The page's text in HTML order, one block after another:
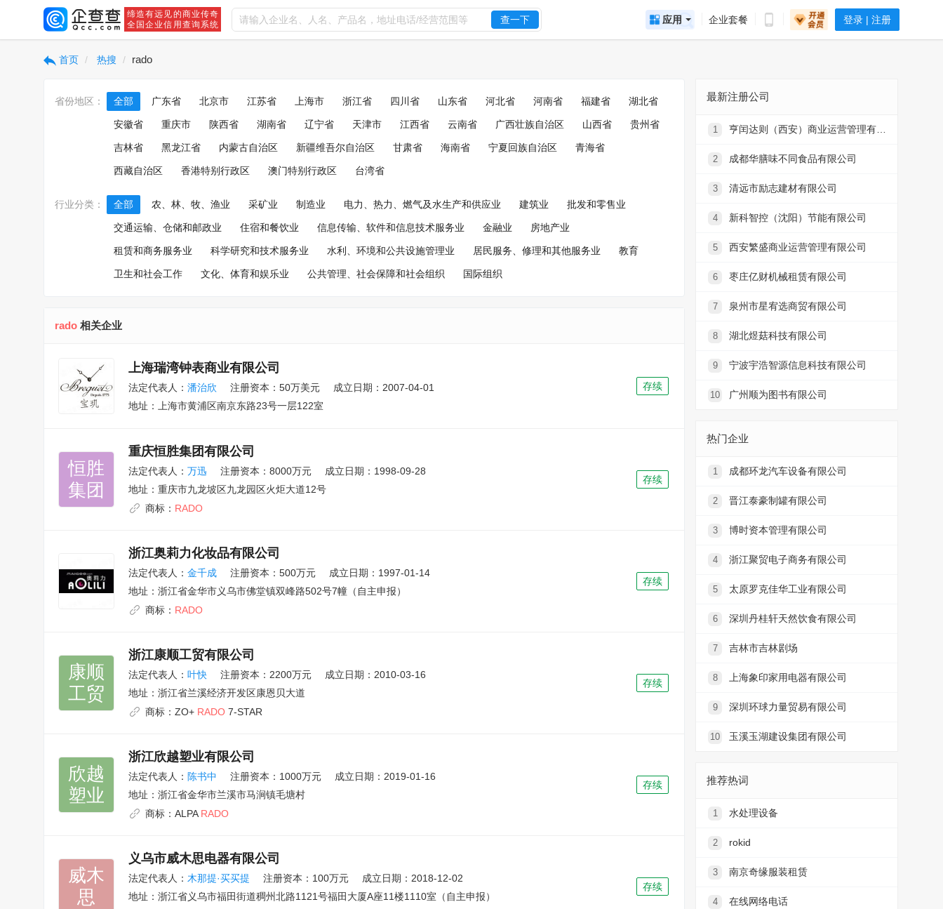
缔造有远见的商业传奇
全国企业信用查询系统
查一下 应用 企业套餐 登录 | 注册
首页 热搜 rado
省份地区： 全部 广东省 北京市 江苏省 上海市 浙江省 四川省 山东省 河北省 河南省 福建省 湖北省
安徽省 重庆市 陕西省 湖南省 辽宁省 天津市 江西省 云南省 广西壮族自治区 山西省 贵州省
吉林省 黑龙江省 内蒙古自治区 新疆维吾尔自治区 甘肃省 海南省 宁夏回族自治区 青海省
西藏自治区 香港特别行政区 澳门特别行政区 台湾省
行业分类： 全部 农、林、牧、渔业 采矿业 制造业 电力、热力、燃气及水生产和供应业 建筑业 批发和零售业
交通运输、仓储和邮政业 住宿和餐饮业 信息传输、软件和信息技术服务业 金融业 房地产业
租赁和商务服务业 科学研究和技术服务业 水利、环境和公共设施管理业 居民服务、修理和其他服务业 教育
卫生和社会工作 文化、体育和娱乐业 公共管理、社会保障和社会组织 国际组织
rado 相关企业
上海瑞湾钟表商业有限公司
法定代表人： 潘治欣 注册资本：50万美元
成立日期：2007-04-01
地址：
上海市黄浦区南京东路23号一层122室
存续
恒胜
集团
重庆恒胜集团有限公司
法定代表人： 万迅 注册资本：8000万元
成立日期：1998-09-28
地址： 重庆市九龙坡区九龙园区火炬大道12号
商标： RADO
存续
浙江奥莉力化妆品有限公司
法定代表人： 金千成 注册资本：500万元
成立日期：1997-01-14
地址： 浙江省金华市义乌市佛堂镇双峰路502号7幢（自主申报）
商标： RADO
存续
康顺
工贸
浙江康顺工贸有限公司
法定代表人： 叶快 注册资本：2200万元
成立日期：2010-03-16
地址： 浙江省兰溪经济开发区康恩贝大道
商标： ZO+ RADO 7-STAR
存续
欣越
塑业
浙江欣越塑业有限公司
法定代表人： 陈书中 注册资本：1000万元
成立日期：2019-01-16
地址： 浙江省金华市兰溪市马涧镇毛塘村
商标： ALPA RADO
存续
威木
思
义乌市威木思电器有限公司
法定代表人： 木那提·买买提 注册资本：100万元
成立日期：2018-12-02
地址： 浙江省义乌市福田街道稠州北路1121号福田大厦A座11楼1110室（自主申报）
存续
最新注册公司
1
2 成都华膳味不同食品有限公司
3 清远市励志建材有限公司
4 新科智控（沈阳）节能有限公司
5 西安繁盛商业运营管理有限公司
6 枣庄亿财机械租赁有限公司
7 泉州市星宥选商贸有限公司
8 湖北煜菇科技有限公司
9 宁波宇浩智源信息科技有限公司
10 广州顺为图书有限公司
热门企业
1 成都环龙汽车设备有限公司
2 晋江泰豪制罐有限公司
3 博时资本管理有限公司
4 浙江聚贸电子商务有限公司
5 太原罗克佳华工业有限公司
6 深圳丹桂轩天然饮食有限公司
7 吉林市吉林剧场
8 上海象印家用电器有限公司
9 深圳环球力量贸易有限公司
10 玉溪玉湖建设集团有限公司
推荐热词
1 水处理设备
2 rokid
3 南京奇缘服装租赁
4 在线网络电话